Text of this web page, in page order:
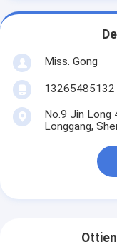
Miss. Gong
13265485132
No.9 Jin Long
Longgang,